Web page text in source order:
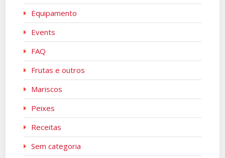
Equipamento
Events
FAQ
Frutas e outros
Mariscos
Peixes
Receitas
Sem categoria